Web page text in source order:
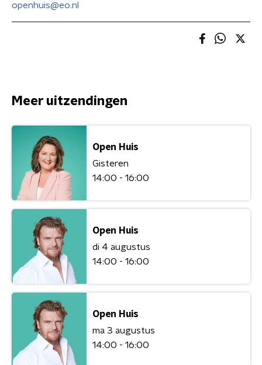
openhuis@eo.nl
Meer uitzendingen
Open Huis
Gisteren
14:00 - 16:00
Open Huis
di 4 augustus
14:00 - 16:00
Open Huis
ma 3 augustus
14:00 - 16:00